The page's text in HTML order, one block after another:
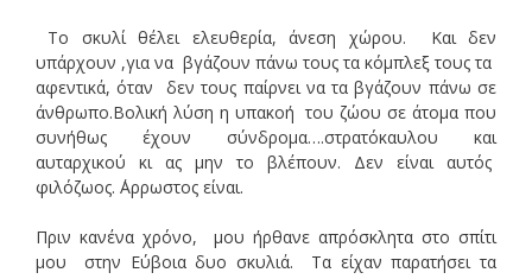
Το σκυλί θέλει ελευθερία, άνεση χώρου. Και δεν
υπάρχουν ,για να βγάζουν πάνω τους τα κόμπλεξ τους τα
αφεντικά, όταν δεν τους παίρνει να τα βγάζουν πάνω σε
άνθρωπο.Βολική λύση η υπακοή του ζώου σε άτομα που
συνήθως έχουν σύνδρομα….στρατόκαυλου και
αυταρχικού κι ας μην το βλέπουν. Δεν είναι αυτός
φιλόζωος. ΄Αρρωστος είναι.
Πριν κανένα χρόνο, μου ήρθανε απρόσκλητα στο σπίτι
μου στην Εύβοια δυο σκυλιά. Τα είχαν παρατήσει τα